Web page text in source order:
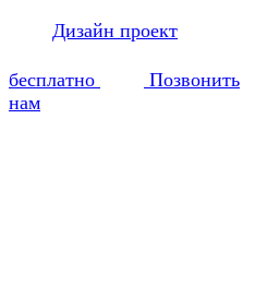
Дизайн проект
бесплатно
Позвонить
нам